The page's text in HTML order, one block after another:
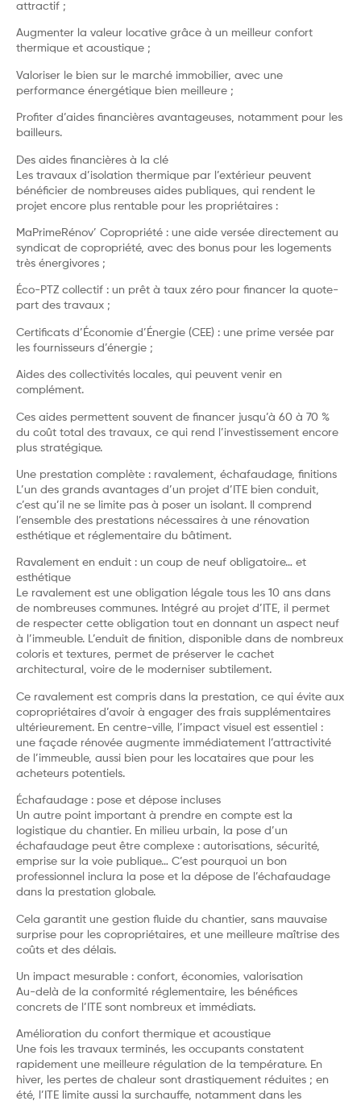
attractif ;
Augmenter la valeur locative grâce à un meilleur confort
thermique et acoustique ;
Valoriser le bien sur le marché immobilier, avec une
performance énergétique bien meilleure ;
Profiter d’aides financières avantageuses, notamment pour les
bailleurs.
Des aides financières à la clé
Les travaux d’isolation thermique par l’extérieur peuvent
bénéficier de nombreuses aides publiques, qui rendent le
projet encore plus rentable pour les propriétaires :
MaPrimeRénov’ Copropriété : une aide versée directement au
syndicat de copropriété, avec des bonus pour les logements
très énergivores ;
Éco-PTZ collectif : un prêt à taux zéro pour financer la quote-
part des travaux ;
Certificats d’Économie d’Énergie (CEE) : une prime versée par
les fournisseurs d’énergie ;
Aides des collectivités locales, qui peuvent venir en
complément.
Ces aides permettent souvent de financer jusqu’à 60 à 70 %
du coût total des travaux, ce qui rend l’investissement encore
plus stratégique.
Une prestation complète : ravalement, échafaudage, finitions
L’un des grands avantages d’un projet d’ITE bien conduit,
c’est qu’il ne se limite pas à poser un isolant. Il comprend
l’ensemble des prestations nécessaires à une rénovation
esthétique et réglementaire du bâtiment.
Ravalement en enduit : un coup de neuf obligatoire… et
esthétique
Le ravalement est une obligation légale tous les 10 ans dans
de nombreuses communes. Intégré au projet d’ITE, il permet
de respecter cette obligation tout en donnant un aspect neuf
à l’immeuble. L’enduit de finition, disponible dans de nombreux
coloris et textures, permet de préserver le cachet
architectural, voire de le moderniser subtilement.
Ce ravalement est compris dans la prestation, ce qui évite aux
copropriétaires d’avoir à engager des frais supplémentaires
ultérieurement. En centre-ville, l’impact visuel est essentiel :
une façade rénovée augmente immédiatement l’attractivité
de l’immeuble, aussi bien pour les locataires que pour les
acheteurs potentiels.
Échafaudage : pose et dépose incluses
Un autre point important à prendre en compte est la
logistique du chantier. En milieu urbain, la pose d’un
échafaudage peut être complexe : autorisations, sécurité,
emprise sur la voie publique… C’est pourquoi un bon
professionnel inclura la pose et la dépose de l’échafaudage
dans la prestation globale.
Cela garantit une gestion fluide du chantier, sans mauvaise
surprise pour les copropriétaires, et une meilleure maîtrise des
coûts et des délais.
Un impact mesurable : confort, économies, valorisation
Au-delà de la conformité réglementaire, les bénéfices
concrets de l’ITE sont nombreux et immédiats.
Amélioration du confort thermique et acoustique
Une fois les travaux terminés, les occupants constatent
rapidement une meilleure régulation de la température. En
hiver, les pertes de chaleur sont drastiquement réduites ; en
été, l’ITE limite aussi la surchauffe, notamment dans les